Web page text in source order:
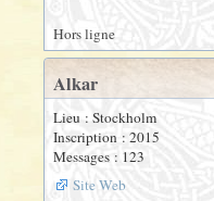
Hors ligne
Alkar
Lieu : Stockholm
Inscription : 2015
Messages : 123
Site Web